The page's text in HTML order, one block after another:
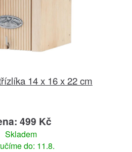
14 x 16 x 22 cm
499 Kč
Skladem
do: 11.8.